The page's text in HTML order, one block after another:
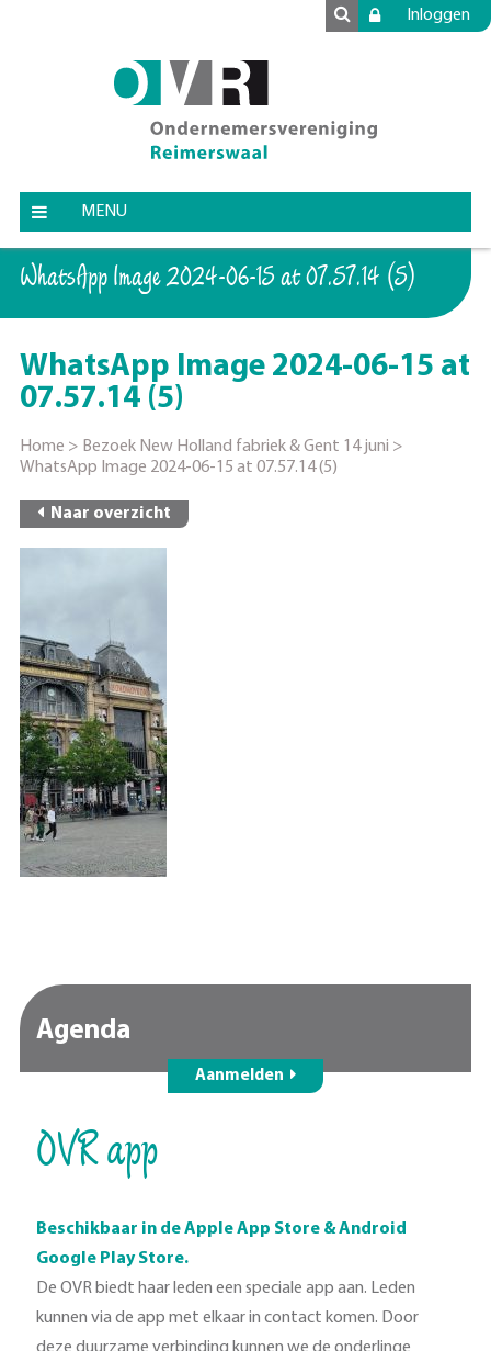
Inloggen
MENU
WhatsApp Image 2024-06-15 at 07.57.14 (5)
WhatsApp Image 2024-06-15 at
07.57.14 (5)
Home > Bezoek New Holland fabriek & Gent 14 juni >
WhatsApp Image 2024-06-15 at 07.57.14 (5)
Naar overzicht
Agenda
Aanmelden
OVR app
Beschikbaar in de Apple App Store & Android
Google Play Store.
De OVR biedt haar leden een speciale app aan. Leden
kunnen via de app met elkaar in contact komen. Door